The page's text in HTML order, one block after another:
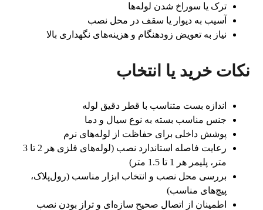
ترک یا سوراخ شدن لوله‌ها
آسیب به دیوار یا سقف در محل نصب
نیاز به تعویض زودهنگام و هزینه‌های نگهداری بالا
نکات خرید یا انتخاب
اندازه بست متناسب با قطر دقیق لوله
جنس مناسب بسته به نوع سیال و دما
پوشش داخلی برای حفاظت از لوله‌های نرم
رعایت فاصله استاندارد نصب (لوله‌های فلزی هر 2 تا 3
متر، پلیمر هر 1 تا 1.5 متر)
بررسی محل نصب و انتخاب ابزار مناسب (رول‌پلاک،
پیچ‌های مناسب)
اطمینان از اتصال صحیح سازه‌ای و تراز بودن نصب